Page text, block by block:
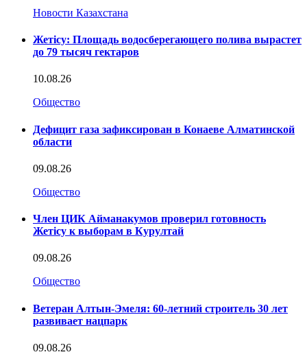
Новости Казахстана
Жетісу: Площадь водосберегающего полива вырастет
до 79 тысяч гектаров
10.08.26
Общество
Дефицит газа зафиксирован в Конаеве Алматинской
области
09.08.26
Общество
Член ЦИК Айманакумов проверил готовность
Жетісу к выборам в Курултай
09.08.26
Общество
Ветеран Алтын-Эмеля: 60-летний строитель 30 лет
развивает нацпарк
09.08.26